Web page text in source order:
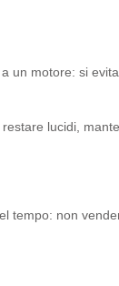
un motore: si
lucidi,
tempo: non